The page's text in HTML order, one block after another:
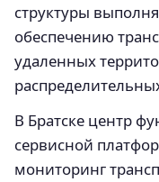
структуры
обеспечению
удаленных
В Братске центр
сервисной
мониторинг